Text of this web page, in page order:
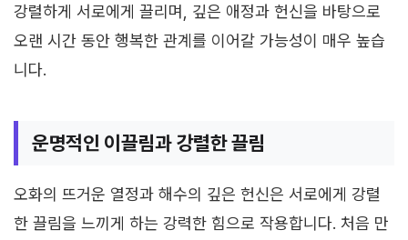
강렬하게 서로에게 끌리며, 깊은 애정과 헌신을 바탕으로
오랜 시간 동안 행복한 관계를 이어갈 가능성이 매우 높습
니다.
운명적인 이끌림과 강렬한 끌림
오화의 뜨거운 열정과 해수의 깊은 헌신은 서로에게 강렬
한 끌림을 느끼게 하는 강력한 힘으로 작용합니다. 처음 만